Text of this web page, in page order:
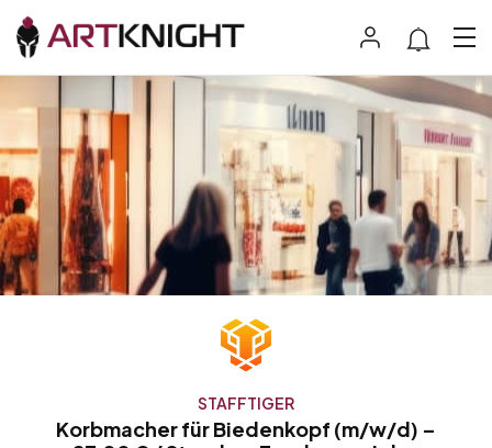
STAFFTIGER
Korbmacher für Biedenkopf (m/w/d) –